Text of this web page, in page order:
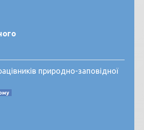
природно-заповідної